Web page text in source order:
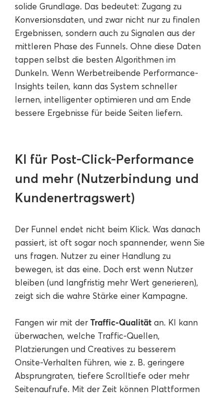
solide Grundlage. Das bedeutet: Zugang zu
Konversionsdaten, und zwar nicht nur zu finalen
Ergebnissen, sondern auch zu Signalen aus der
mittleren Phase des Funnels. Ohne diese Daten
tappen selbst die besten Algorithmen im
Dunkeln. Wenn Werbetreibende Performance-
Insights teilen, kann das System schneller
lernen, intelligenter optimieren und am Ende
bessere Ergebnisse für beide Seiten liefern.
KI für Post-Click-Performance
und mehr (Nutzerbindung und
Kundenertragswert)
Der Funnel endet nicht beim Klick. Was danach
passiert, ist oft sogar noch spannender, wenn Sie
uns fragen. Nutzer zu einer Handlung zu
bewegen, ist das eine. Doch erst wenn Nutzer
bleiben (und langfristig mehr Wert generieren),
zeigt sich die wahre Stärke einer Kampagne.
Fangen wir mit derTraffic-Qualität an. KI kann
überwachen, welche Traffic-Quellen,
Platzierungen und Creatives zu besserem
Onsite-Verhalten führen, wie z. B. geringere
Absprungraten, tiefere Scrolltiefe oder mehr
Seitenaufrufe. Mit der Zeit können Plattformen